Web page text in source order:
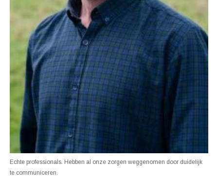
Echte professionals. Hebben al onze zorgen weggenomen door duidelijk
te communiceren.